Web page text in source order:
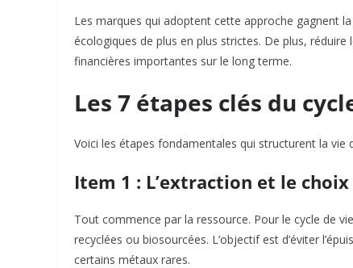
Les marques qui adoptent cette approche gagnent
écologiques de plus en plus strictes. De plus,
financières importantes sur le long terme.
Les 7 étapes clés du
Voici les étapes fondamentales qui structurent la vie
Item 1 : L’extraction et le
Tout commence par la ressource. Pour le cycle de
recyclées ou biosourcées. L’objectif est d’éviter
certains métaux rares.